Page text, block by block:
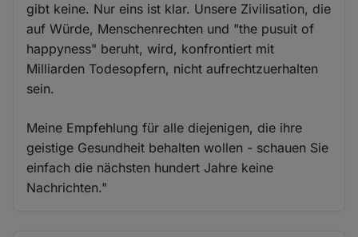
gibt keine. Nur eins ist klar. Unsere Zivilisation, die
auf Würde, Menschenrechten und "the pusuit of
happyness" beruht, wird, konfrontiert mit
Milliarden Todesopfern, nicht aufrechtzuerhalten
sein.
Meine Empfehlung für alle diejenigen, die ihre
geistige Gesundheit behalten wollen - schauen Sie
einfach die nächsten hundert Jahre keine
Nachrichten."